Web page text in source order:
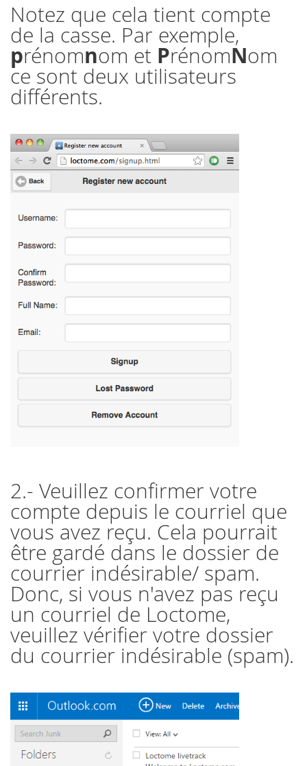
Notez que cela tient compte
de la casse. Par exemple,
prénomnom et PrénomNom
ce sont deux utilisateurs
différents.
2.- Veuillez confirmer votre
compte depuis le courriel que
vous avez reçu. Cela pourrait
être gardé dans le dossier de
courrier indésirable/ spam.
Donc, si vous n'avez pas reçu
un courriel de Loctome,
veuillez vérifier votre dossier
du courrier indésirable (spam).